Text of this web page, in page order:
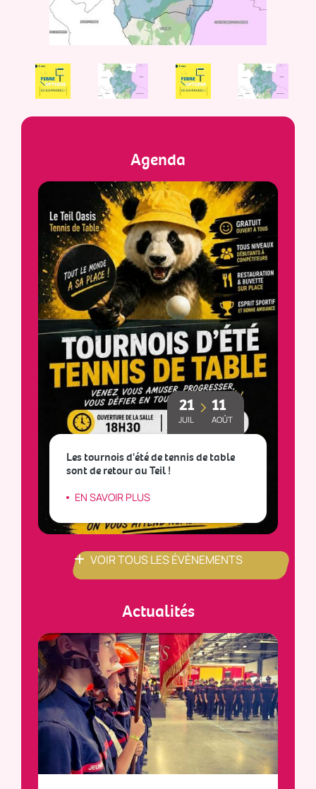
Agenda
21
JUIL
11
AOÛT
Les tournois d'été de tennis de table
sont de retour au Teil !
EN SAVOIR PLUS
VOIR TOUS LES ÉVÈNEMENTS
Actualités